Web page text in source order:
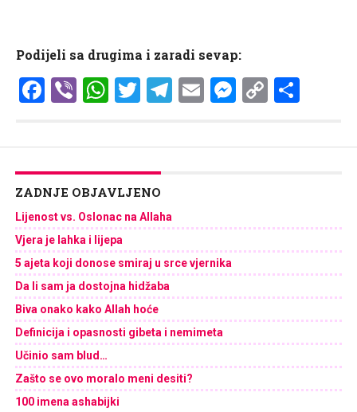
Podijeli sa drugima i zaradi sevap:
Facebook
ViberWhatsApp
Twitter
Telegram
EmailCopy
ZADNJE OBJAVLJENO
Lijenost vs. Oslonac na Allaha
Vjera je lahka i lijepa
5 ajeta koji donose smiraj u srce vjernika
Da li sam ja dostojna hidžaba
Biva onako kako Allah hoće
Definicija i opasnosti gibeta i nemimeta
Učinio sam blud…
Zašto se ovo moralo meni desiti?
100 imena ashabijki